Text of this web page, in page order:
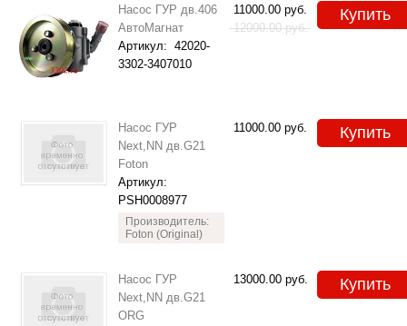
Насос ГУР дв.406
АвтоМагнат
Артикул: 42020-
3302-3407010
11000.00 руб.
12000.00 руб.
Купить
Насос ГУР
Next,NN дв.G21
Foton
Артикул:
РSН0008977
Производитель:
Foton (Original)
11000.00 руб. Купить
Насос ГУР
Next,NN дв.G21
ORG
13000.00 руб. Купить